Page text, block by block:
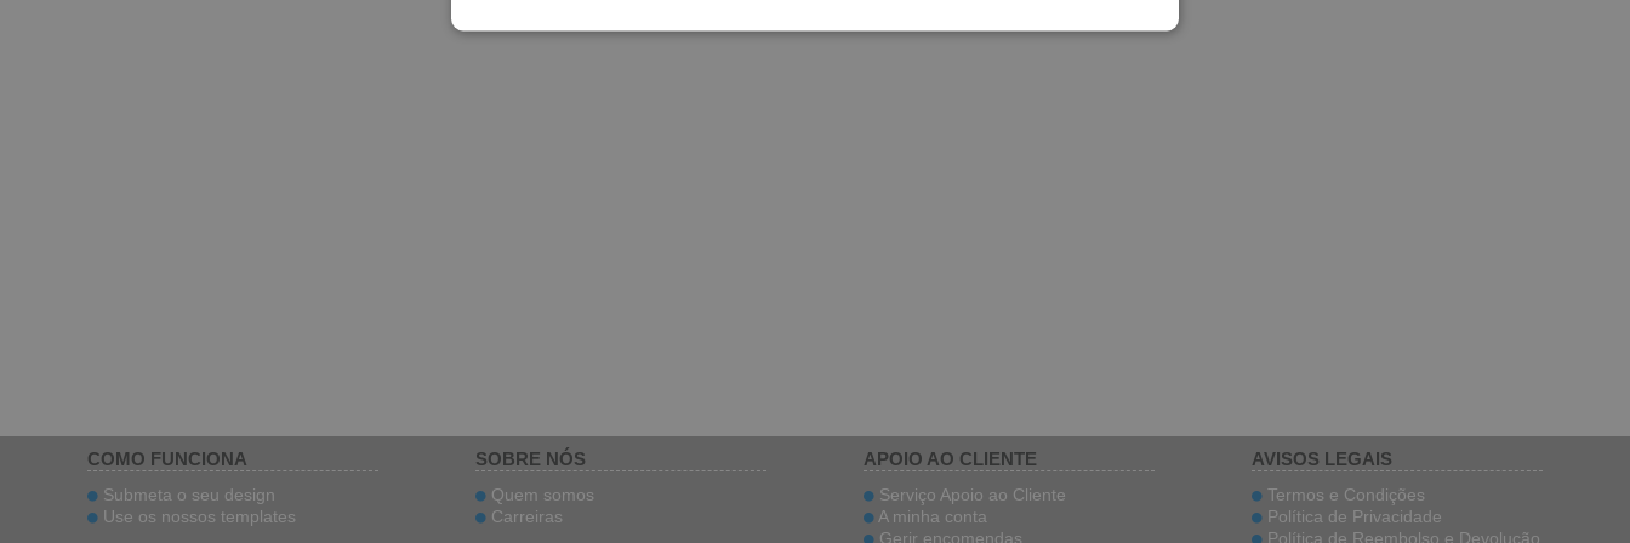
COMO FUNCIONA
Submeta o seu design
Use os nossos templates
SOBRE NÓS
Quem somos
Carreiras
APOIO AO CLIENTE
Serviço Apoio ao Cliente
A minha conta
Gerir encomendas
AVISOS LEGAIS
Termos e Condições
Política de Privacidade
Política de Reembolso e Devolução